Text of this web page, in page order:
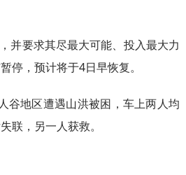
并要求其尽最大可能、投入最大力
停，预计将于4日早恢复。
谷地区遭遇山洪被困，车上两人均
联，另一人获救。